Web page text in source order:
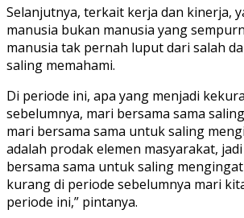
Selanjutnya, terkait kerja dan kinerja,
manusia bukan manusia yang
manusia tak pernah luput dari salah
saling memahami.
Di periode ini, apa yang menjadi
sebelumnya, mari bersama sama
mari bersama sama untuk saling
adalah prodak elemen masyarakat,
bersama sama untuk saling
kurang di periode sebelumnya mari
periode ini,” pintanya.